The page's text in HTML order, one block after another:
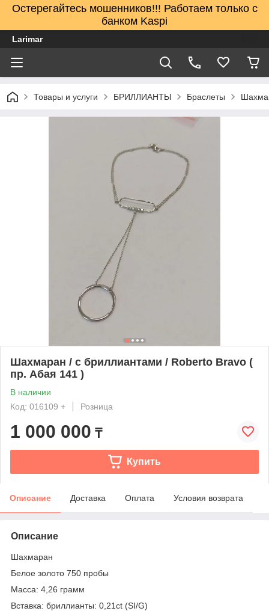
Остерегайтесь мошенников!!! Работаем только с
банком Kaspi
Larimar
Товары и услуги БРИЛЛИАНТЫ Браслеты
Шахмаран / с бриллиантами / Roberto Bravo (
пр. Абая 141 )
В наличии
Код: 016109 +
Розница
1 000 000 ₸
Купить
Описание Доставка Оплата Условия возврата
Описание
Шахмаран
Белое золото 750 пробы
Масса: 4,26 грамм
Вставка: бриллианты: 0,21ct (SI/G)